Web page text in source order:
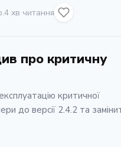
4 хв читання
про критичну
критичної
до версії 2.4.2 та